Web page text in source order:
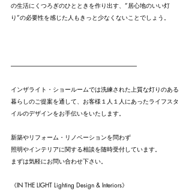
の生活にくつろぎのひとときを作り出す、”居心地のいい灯
り”の必要性を感じた人もきっと少なくないことでしょう。
---------------------------------------------------------------------------------------------------------
インザライト・ショールームでは洗練された上質な灯りのある
暮らしのご提案を通して、お客様１人１人にあったライフスタ
イルのデザインをお手伝いをいたします。
新築やリフォーム・リノベーションを問わず
照明やインテリアに関する相談を随時受付しています。
まずは気軽にお問い合わせ下さい。
《IN THE LIGHT Lighting Design & Interiors》